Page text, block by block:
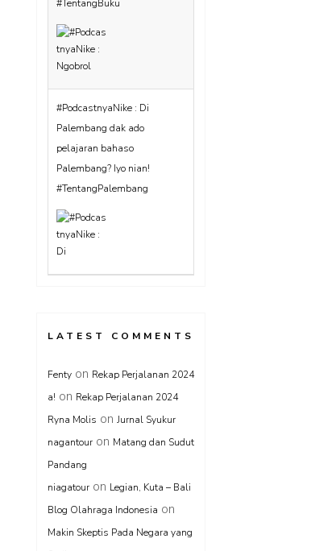
Palembang dak ado
pelajaran bahaso
Palembang? Iyo nian!
#TentangPalembang
#PodcastnyaNike Eps 12 :
Reading Slump beneran ada!
LATEST COMMENTS
Fenty on Rekap Perjalanan 2024
a! on Rekap Perjalanan 2024
Ryna Molis on Jurnal Syukur
nagantour on Matang dan Sudut
Pandang
niagatour on Legian, Kuta – Bali
Blog Olahraga Indonesia on
Makin Skeptis Pada Negara yang